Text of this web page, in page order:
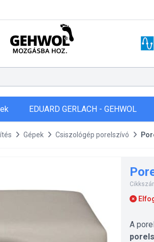
EDUARD GERLACH - GEHWOL
Gépek Csiszológép porelszívó
A